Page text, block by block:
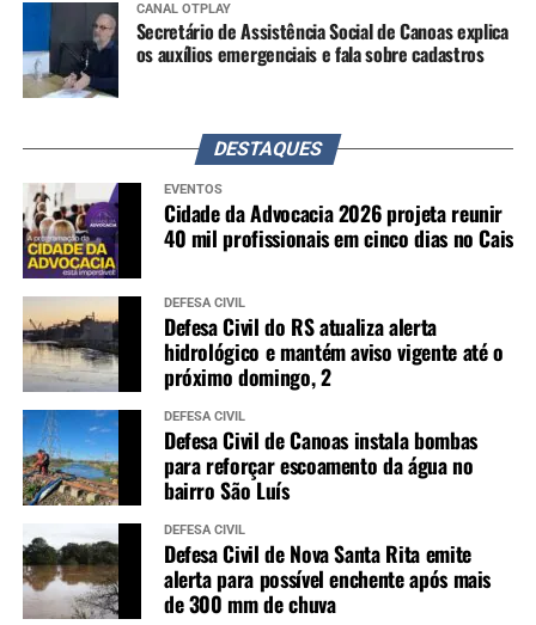
CANAL OTPLAY
Secretário de Assistência Social de Canoas explica
os auxílios emergenciais e fala sobre cadastros
DESTAQUES
EVENTOS
Cidade da Advocacia 2026 projeta reunir
40 mil profissionais em cinco dias no Cais
DEFESA CIVIL
Defesa Civil do RS atualiza alerta
hidrológico e mantém aviso vigente até o
próximo domingo, 2
DEFESA CIVIL
Defesa Civil de Canoas instala bombas
para reforçar escoamento da água no
bairro São Luís
DEFESA CIVIL
Defesa Civil de Nova Santa Rita emite
alerta para possível enchente após mais
de 300 mm de chuva